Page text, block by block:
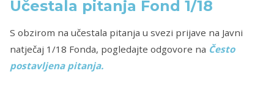
Učestala pitanja Fond 1/18
S obzirom na učestala pitanja u svezi prijave na Javni
natječaj 1/18 Fonda, pogledajte odgovore na Često
postavljena pitanja.